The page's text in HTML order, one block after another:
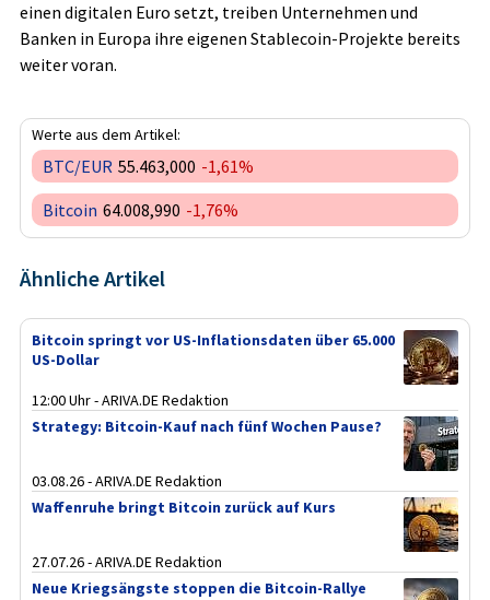
einen digitalen Euro setzt, treiben Unternehmen und
Banken in Europa ihre eigenen Stablecoin-Projekte bereits
weiter voran.
Werte aus dem Artikel:
BTC/EUR 55.463,000 -1,61%
Bitcoin 64.008,990 -1,76%
Ähnliche Artikel
Bitcoin springt vor US-Inflationsdaten über 65.000
US-Dollar
12:00 Uhr - ARIVA.DE Redaktion
Strategy: Bitcoin-Kauf nach fünf Wochen Pause?
03.08.26 - ARIVA.DE Redaktion
Waffenruhe bringt Bitcoin zurück auf Kurs
27.07.26 - ARIVA.DE Redaktion
Neue Kriegsängste stoppen die Bitcoin-Rallye